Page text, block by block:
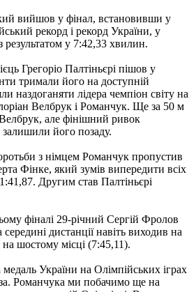
вийшов у фінал, встановивши у
рекорд і рекорд України, у
результатом у 7:42,33 хвилин.
Грегоріо Палтіньєрі пішов у
тримали його на доступній
наздоганяти лідера чемпіон світу на
Велбрук і Романчук. Ще за 50 м
але фінішний ривок
залишили його позаду.
з німцем Романчук пропустив
Фінке, який зумів випередити всіх
Другим став Палтіньєрі
фіналі 29-річний Сергій Фролов
дистанції навіть виходив на
на шостому місці (7:45,11).
України на Олімпійських іграх
Романчука ми побачимо ще на